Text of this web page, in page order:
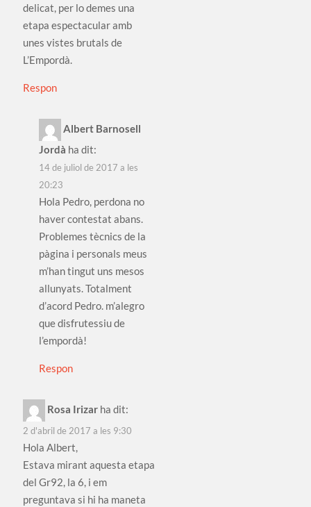
delicat, per lo demes una
etapa espectacular amb
unes vistes brutals de
L’Empordà.
Respon
Albert Barnosell
Jordà ha dit:
14 de juliol de 2017 a les
20:23
Hola Pedro, perdona no
haver contestat abans.
Problemes tècnics de la
pàgina i personals meus
m’han tingut uns mesos
allunyats. Totalment
d’acord Pedro. m’alegro
que disfrutessiu de
l’empordà!
Respon
Rosa Irizar ha dit:
2 d'abril de 2017 a les 9:30
Hola Albert,
Estava mirant aquesta etapa
del Gr92, la 6, i em
preguntava si hi ha maneta